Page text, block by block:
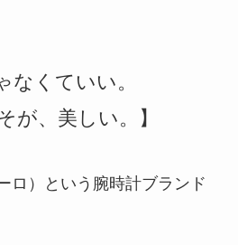
なくていい。
が、美しい。】
ロ）という腕時計ブランド